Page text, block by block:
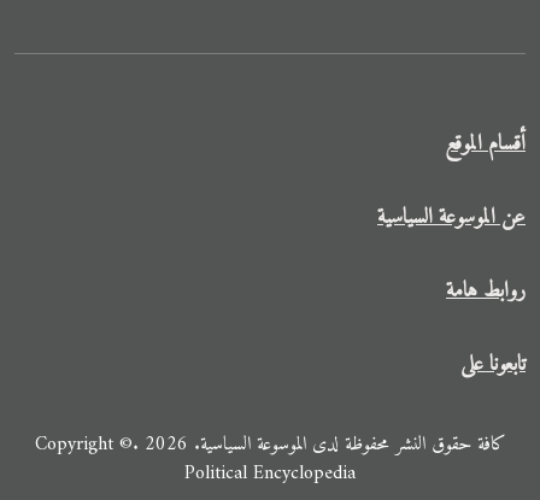
أقسام الموقع
عن الموسوعة السياسية
روابط هامة
تابعونا على
كافة حقوق النشر محفوظة لدى الموسوعة السياسية. 2026 .Copyright ©
Political Encyclopedia